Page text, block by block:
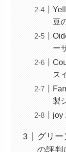
豆
ー
ス
製
joy
グリ